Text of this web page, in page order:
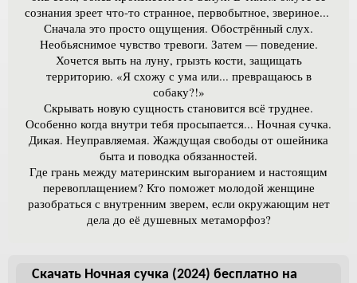
сознания зреет что-то странное, первобытное, звериное...
Сначала это просто ощущения. Обострённый слух.
Необьяснимое чувство тревоги. Затем — поведение.
Хочется выть на луну, грызть кости, защищать
территорию. «Я схожу с ума или... превращаюсь в
собаку?!»
Скрывать новую сущность становится всё труднее.
Особенно когда внутри тебя просыпается... Ночная сучка.
Дикая. Неуправляемая. Жаждущая свободы от ошейника
быта и поводка обязанностей.
Где грань между материнским выгоранием и настоящим
перевоплащением? Кто поможет молодой женщине
разобраться с внутренним зверем, если окружающим нет
дела до её душевных метаморфоз?
Скачать Ночная сучка (2024) бесплатно на